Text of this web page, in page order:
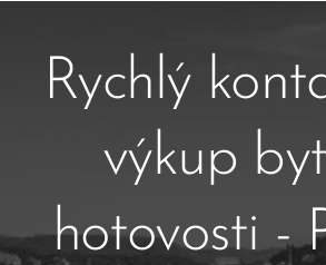
Rychlý
výkup
hotovosti -